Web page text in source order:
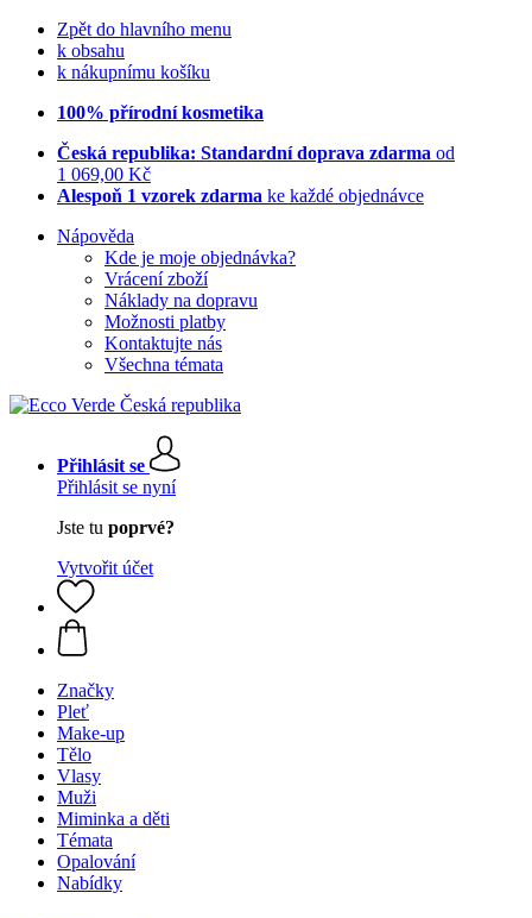
Zpět do hlavního menu
k obsahu
k nákupnímu košíku
100% přírodní kosmetika
Česká republika: Standardní doprava zdarma od
1 069,00 Kč
Alespoň 1 vzorek zdarma ke každé objednávce
Nápověda
Kde je moje objednávka?
Vrácení zboží
Náklady na dopravu
Možnosti platby
Kontaktujte nás
Všechna témata
Přihlásit se
Přihlásit se nyní
Jste tu poprvé?
Vytvořit účet
Značky
Pleť
Make-up
Tělo
Vlasy
Muži
Miminka a děti
Témata
Opalování
Nabídky